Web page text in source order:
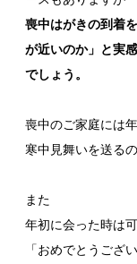
喪中はがきの到着
が近いのか」と実
でしょう。
喪中のご家庭には
寒中見舞いを送る
また
年初に会った時は
「おめでとうござ